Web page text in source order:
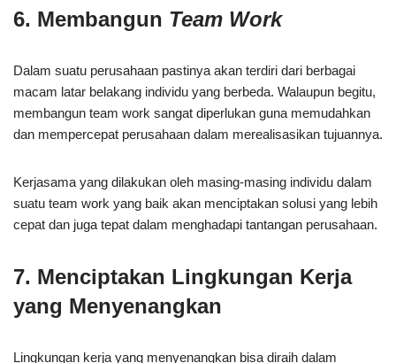
6. Membangun Team Work
Dalam suatu perusahaan pastinya akan terdiri dari berbagai
macam latar belakang individu yang berbeda. Walaupun begitu,
membangun team work sangat diperlukan guna memudahkan
dan mempercepat perusahaan dalam merealisasikan tujuannya.
Kerjasama yang dilakukan oleh masing-masing individu dalam
suatu team work yang baik akan menciptakan solusi yang lebih
cepat dan juga tepat dalam menghadapi tantangan perusahaan.
7. Menciptakan Lingkungan Kerja
yang Menyenangkan
Lingkungan kerja yang menyenangkan bisa diraih dalam